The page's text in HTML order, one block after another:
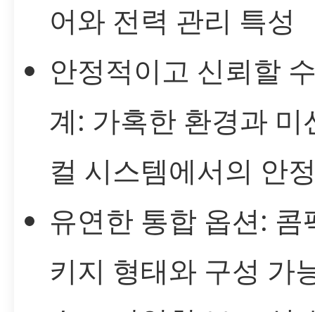
어와 전력 관리 특성
안정적이고 신뢰할
계: 가혹한 환경과 미
컬 시스템에서의 안
유연한 통합 옵션: 콤
키지 형태와 구성 가